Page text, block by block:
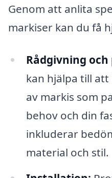
Genom att anlita
markiser kan du få
Rådgivning
kan hjälpa till
av markis som
behov och din
inkluderar
material och stil.